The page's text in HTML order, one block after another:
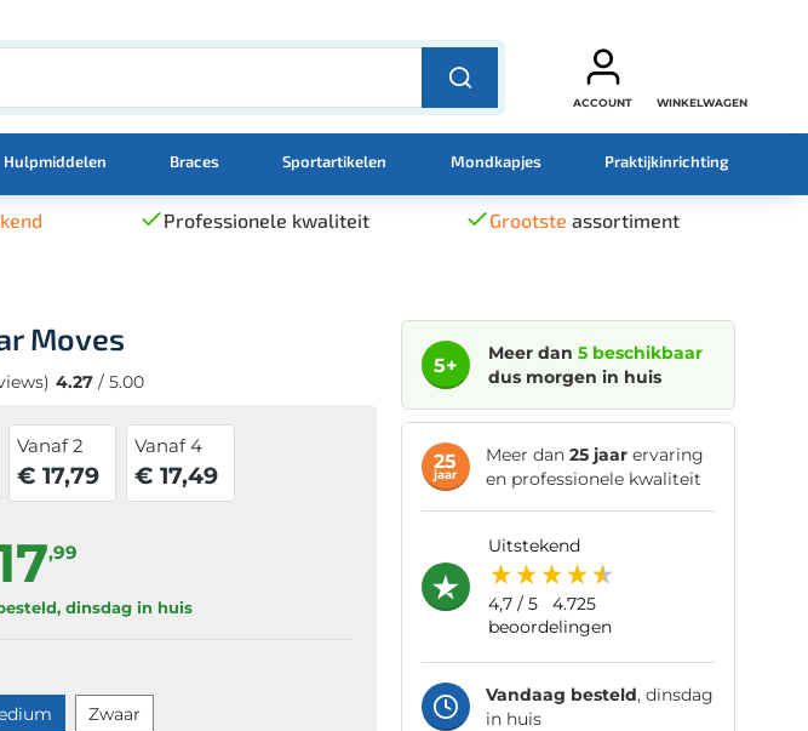
ACCOUNT WINKELWAGEN
Hulpmiddelen Braces Sportartikelen Mondkapjes Praktijkinrichting
Professionele kwaliteit Grootste assortiment
Moves
4.27/ 5.00
Vanaf 2
€ 17,79
Vanaf 4
€ 17,49
,99
, dinsdag in huis
Zwaar
5+
Meer dan 5 beschikbaar
dus morgen in huis
25
jaar
Meer dan 25 jaarervaring
en professionele kwaliteit
uitstekend
4,7/ 5
4.725
beoordelingen
Vandaag besteld, dinsdag
in huis